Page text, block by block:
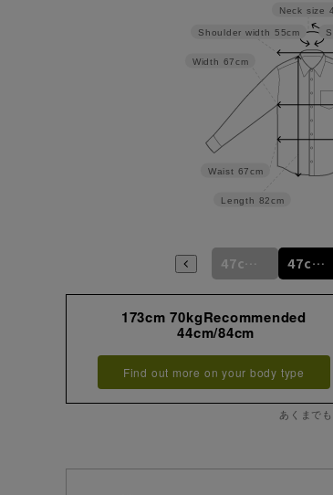
Neck size
Length 82cm
Waist 67cm
Width 67cm
Shoulder width 55cm
46cm/88cm 47cm/80cm 47cm/84cm
173cm 70kgRecommended
44cm/84cm
Find out more on your body type
あくまで